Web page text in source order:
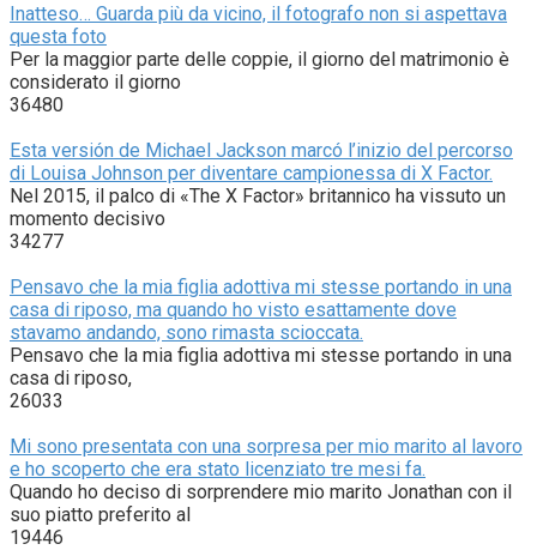
Inatteso… Guarda più da vicino, il fotografo non si aspettava
questa foto
Per la maggior parte delle coppie, il giorno del matrimonio è
considerato il giorno
36480
Esta versión de Michael Jackson marcó l’inizio del percorso
di Louisa Johnson per diventare campionessa di X Factor.
Nel 2015, il palco di «The X Factor» britannico ha vissuto un
momento decisivo
34277
Pensavo che la mia figlia adottiva mi stesse portando in una
casa di riposo, ma quando ho visto esattamente dove
stavamo andando, sono rimasta scioccata.
Pensavo che la mia figlia adottiva mi stesse portando in una
casa di riposo,
26033
Mi sono presentata con una sorpresa per mio marito al lavoro
e ho scoperto che era stato licenziato tre mesi fa.
Quando ho deciso di sorprendere mio marito Jonathan con il
suo piatto preferito al
19446